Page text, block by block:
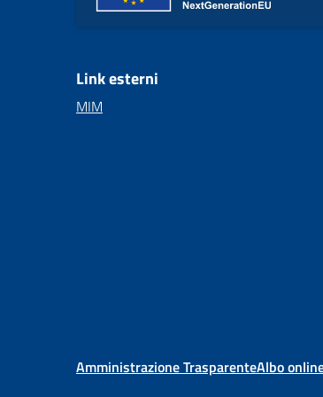
Link esterni
MIM
Amministrazione TrasparenteAlbo